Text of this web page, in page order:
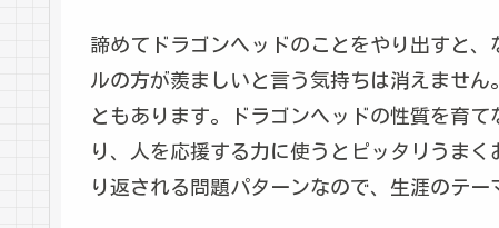
諦めてドラゴンヘッドのことをやり出すと
ルの方が羨ましいと言う気持ちは消えませ
ともあります。ドラゴンヘッドの性質を育
り、人を応援する力に使うとピッタリうま
り返される問題パターンなので、生涯のテー